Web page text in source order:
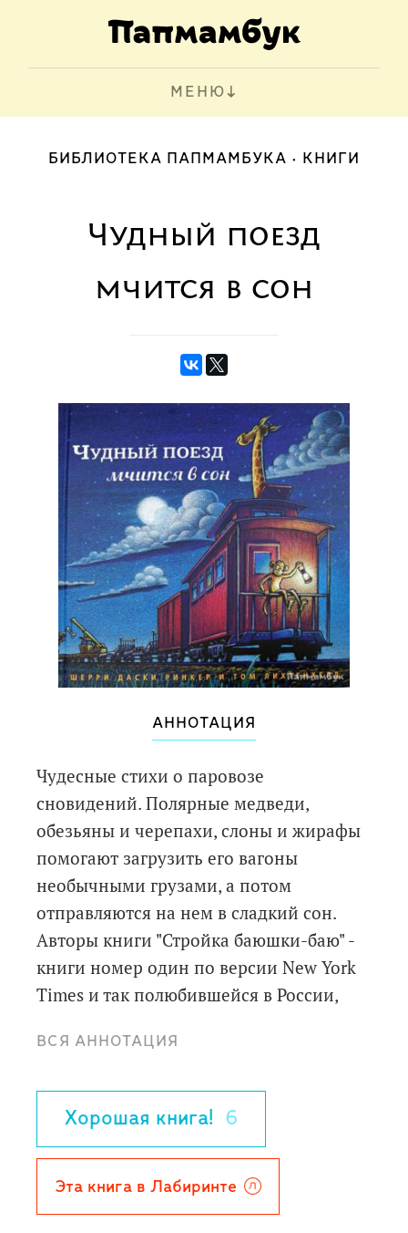
МЕНЮ
БИБЛИОТЕКА ПАПМАМБУКА КНИГИ
Чудный поезд
мчится в сон
АННОТАЦИЯ
Чудесные стихи о паровозе
сновидений. Полярные медведи,
обезьяны и черепахи, слоны и жирафы
помогают загрузить его вагоны
необычными грузами, а потом
отправляются на нем в сладкий сон.
Авторы книги "Стройка баюшки-баю" -
книги номер один по версии New York
Times и так полюбившейся в России,
- для чтения на ночь. Теперь мы
пассажиров!
Для чтения взрослыми детям.
ВСЯ АННОТАЦИЯ
Хорошая книга! 6
Эта книга в Лабиринте